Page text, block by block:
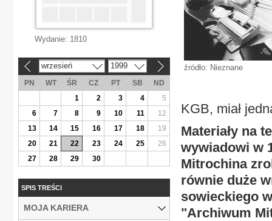
źródło: Nieznane
KGB, miał
Materiały na
wywiadowi w
Mitrochina
równie duże
sowieckiego
"Archiwum
Wydanie: 1810
wrzesień 1999
PN WT ŚR CZ PT SB
ND
1
2 3 4
5
6
7 8 9 10 11
12
13
14 15 16 17 18
19
20
21 22 23 24 25
26
27
28 29 30
SPIS TREŚCI
MOJA KARIERA